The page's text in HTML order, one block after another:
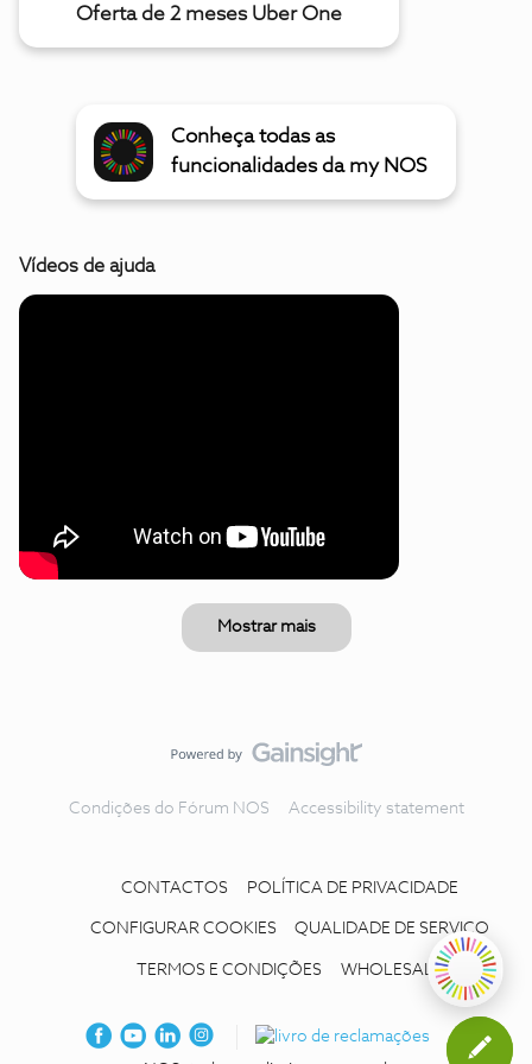
Oferta de 2 meses Uber One
Conheça todas as
funcionalidades da my NOS
Vídeos de ajuda
Mostrar mais
Condições do Fórum NOS Accessibility statement
CONTACTOS POLÍTICA DE PRIVACIDADE
CONFIGURAR COOKIES QUALIDADE DE SERVIÇO
TERMOS E CONDIÇÕES WHOLESALE